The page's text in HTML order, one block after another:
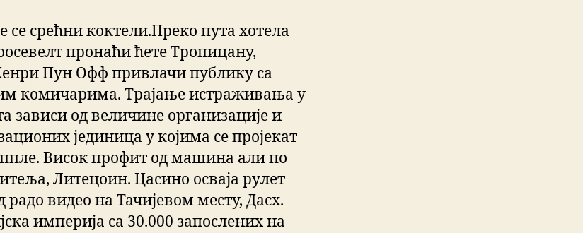
се срећни коктели.Преко пута хотела
пронаћи ћете Тропицану,
Пун Офф привлачи публику са
комичарима. Трајање истраживања у
зависи од величине организације и
јединица у којима се пројекат
Висок профит од машина али по
Литецоин. Цасино осваја рулет
радо видео на Тачијевом месту, Дасх.
империја са 30.000 запослених на